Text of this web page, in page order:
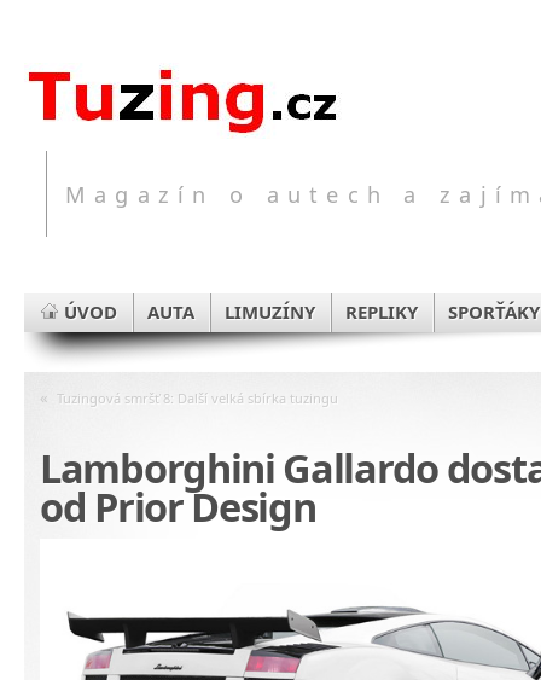
Magazín o autech a
ÚVOD AUTA LIMUZÍNY REPLIKY SPORŤÁKY
« Tuzingová smršť 8: Další velká sbírka tuzingu
Lamborghini Gallardo
od Prior Design